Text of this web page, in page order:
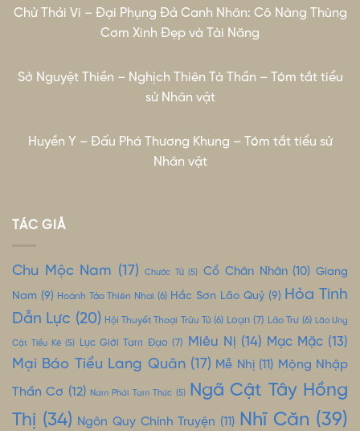
Chử Thải Vi – Đại Phụng Đả Canh Nhân: Cô Nàng Thùng
Cơm Xinh Đẹp và Tài Năng
Sở Nguyệt Thiền – Nghịch Thiên Tà Thần – Tóm tắt tiểu
sử Nhân vật
Huyền Y – Đấu Phá Thương Khung – Tóm tắt tiểu sử
Nhân vật
TÁC GIẢ
Chu Mộc Nam (17) Chước Tử(5) Cổ Chân Nhân(10) Giang
Nam (9) Hoành Tảo Thiên Nhai (6) Hắc Sơn Lão Quỷ (9) Hỏa Tinh
Dẫn Lực (20) Hội Thuyết Thoại Trửu Tử(6) Loạn (7) Lão Trư (6) Lão Ưng
Cật Tiểu Kê (5) Lục Giới Tam Đạo (7) Miêu Nị (14) Mạc Mặc (13)
Mại Báo Tiểu Lang Quân(17) Mễ Nhị(11) Mộng Nhập
Thần Cơ (12) Nam Phái Tam Thúc (5)
Ngã Cật Tây Hồng
Thị (34) Ngôn Quy Chính Truyện (11) Nhĩ Căn (39)